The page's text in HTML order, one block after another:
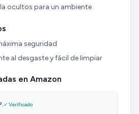
ocultos para un ambiente
seguridad
al desgaste y fácil de limpiar
en Amazon
✓ Verificado